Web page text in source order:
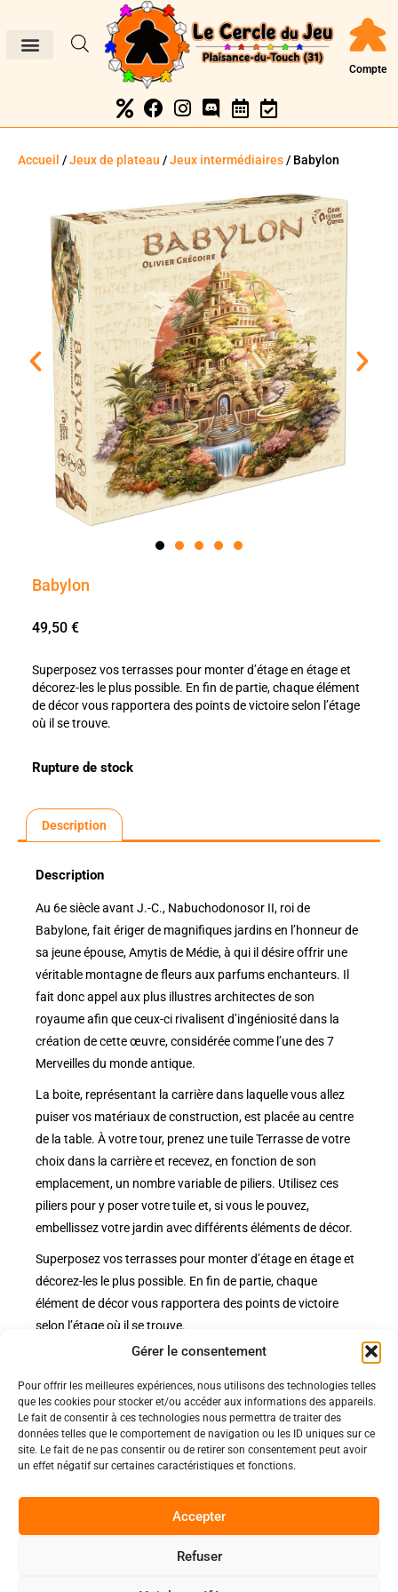
Gérer le consentement
Pour offrir les meilleures expériences, nous utilisons des technologies telles
que les cookies pour stocker et/ou accéder aux informations des appareils.
Le fait de consentir à ces technologies nous permettra de traiter des
données telles que le comportement de navigation ou les ID uniques sur ce
site. Le fait de ne pas consentir ou de retirer son consentement peut avoir
un effet négatif sur certaines caractéristiques et fonctions.
Accepter
Refuser
Compte
Accueil /Jeux de plateau /Jeux intermédiaires/ Babylon
Babylon
49,50 €
Superposez vos terrasses pour monter d’étage en étage et
décorez-les le plus possible. En fin de partie, chaque élément
de décor vous rapportera des points de victoire selon l’étage
où il se trouve.
Rupture de stock
Description
Description
Au 6e siècle avant J.-C., Nabuchodonosor II, roi de
Babylone, fait ériger de magnifiques jardins en l’honneur de
sa jeune épouse, Amytis de Médie, à qui il désire offrir une
véritable montagne de fleurs aux parfums enchanteurs. Il
fait donc appel aux plus illustres architectes de son
royaume afin que ceux-ci rivalisent d’ingéniosité dans la
création de cette œuvre, considérée comme l’une des 7
Merveilles du monde antique.
La boite, représentant la carrière dans laquelle vous allez
puiser vos matériaux de construction, est placée au centre
de la table. À votre tour, prenez une tuile Terrasse de votre
choix dans la carrière et recevez, en fonction de son
emplacement, un nombre variable de piliers. Utilisez ces
piliers pour y poser votre tuile et, si vous le pouvez,
embellissez votre jardin avec différents éléments de décor.
Superposez vos terrasses pour monter d’étage en étage et
décorez-les le plus possible. En fin de partie, chaque
élément de décor vous rapportera des points de victoire
selon l’étage où il se trouve.
Nos pages
Nos évènements
Nous contacter
Politiques
Politique de confidentialité
Nos conditions de vente et livraison
Code de conduite